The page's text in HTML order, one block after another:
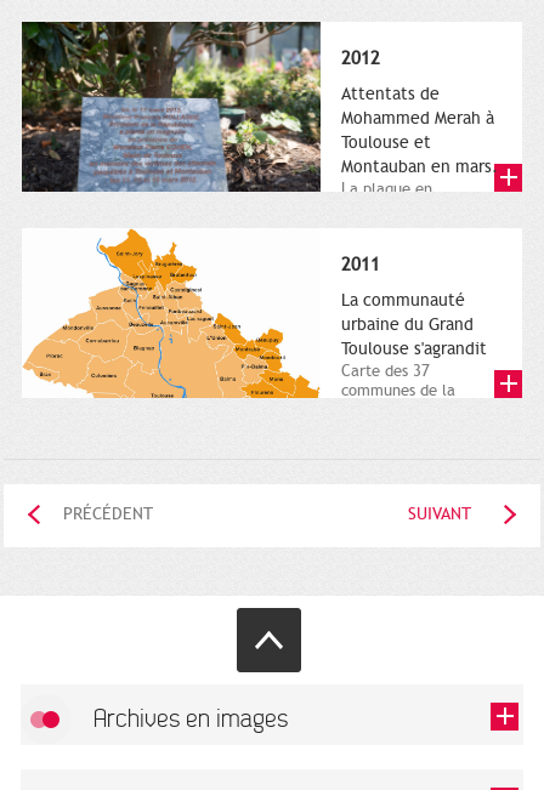
Métropole,
représentant l'anneau
de Moëbius.
2012
Attentats de
Mohammed Merah à
Toulouse et
Montauban en mars.
La plaque en
Charles-de-Gaulle.
2011
La communauté
urbaine du Grand
Toulouse s'agrandit
Carte des 37
communes de la
PRÉCÉDENT SUIVANT
Archives en images